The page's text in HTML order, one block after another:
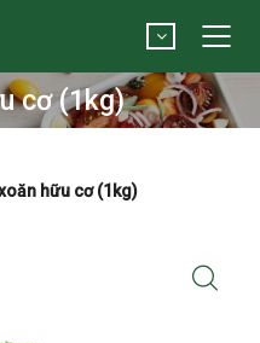
cơ (1kg)
hữu cơ (1kg)